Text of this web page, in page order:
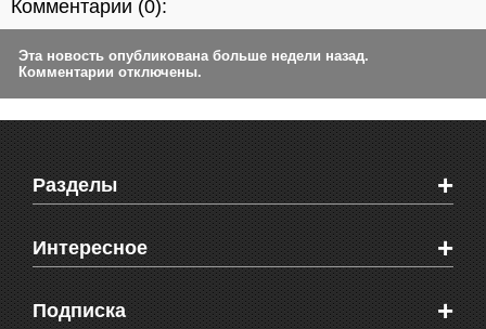
Комментарии (0):
Эта новость опубликована больше недели назад.
Комментарии отключены.
Разделы +
Новости Феодосии
Новости Крыма
Мировые новости
Объявления
Интересное +
Видео о Феодосии
Веб-камеры Феодосии
Подписка +